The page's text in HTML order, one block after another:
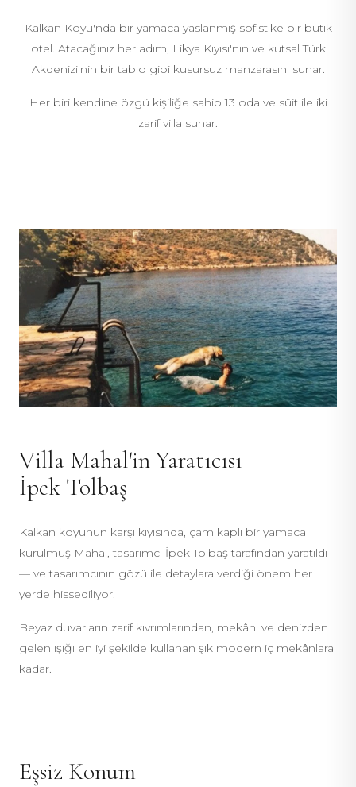
Kalkan Koyu'nda bir yamaca yaslanmış sofistike bir butik
otel. Atacağınız her adım, Likya Kıyısı'nın ve kutsal Türk
Akdenizi'nin bir tablo gibi kusursuz manzarasını sunar.
Her biri kendine özgü kişiliğe sahip 13 oda ve süit ile iki
zarif villa sunar.
Villa Mahal'in Yaratıcısı
İpek Tolbaş
Kalkan koyunun karşı kıyısında, çam kaplı bir yamaca
kurulmuş Mahal, tasarımcı İpek Tolbaş tarafından yaratıldı
— ve tasarımcının gözü ile detaylara verdiği önem her
yerde hissediliyor.
Beyaz duvarların zarif kıvrımlarından, mekânı ve denizden
gelen ışığı en iyi şekilde kullanan şık modern iç mekânlara
kadar.
Eşsiz Konum